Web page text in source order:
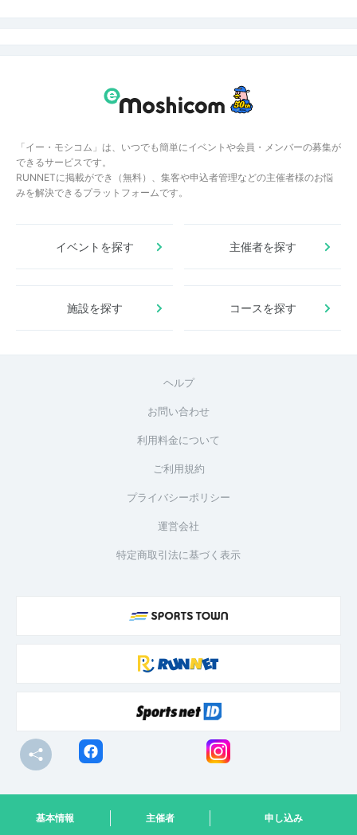
基本情報 主催者 申し込み
「イー・モシコム」は、いつでも簡単にイベントや会員・メンバーの募集が
できるサービスです。
RUNNETに掲載ができ（無料）、集客や申込者管理などの主催者様のお悩
みを解決できるプラットフォームです。
イベントを探す 主催者を探す
施設を探す コースを探す
ヘルプ
お問い合わせ
利用料金について
ご利用規約
プライバシーポリシー
運営会社
特定商取引法に基づく表示